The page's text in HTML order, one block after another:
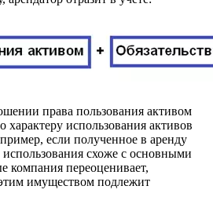
права пользования активом
использования активов
если полученное в аренду
схоже с основными
компания переоценивает,
имуществом подлежит